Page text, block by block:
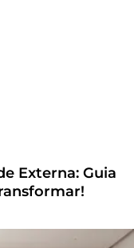
Externa: Guia